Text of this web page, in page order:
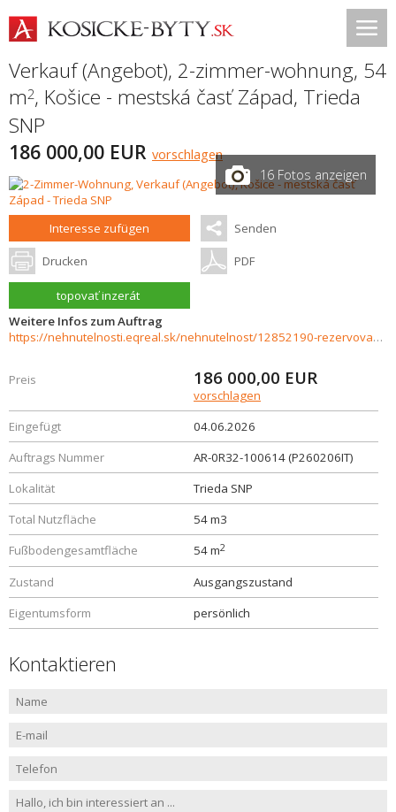
Verkauf (Angebot), 2-zimmer-wohnung, 54
m2, Košice - mestská časť Západ, Trieda
SNP
186 000,00 EUR vorschlagen
16 Fotos anzeigen
Interesse zufügen Senden
Drucken PDF
topovať inzerát
Weitere Infos zum Auftrag
https://nehnutelnosti.eqreal.sk/nehnutelnost/12852190-rezervovany-2-izbovy-byt-s-velkym-potencialom-na-triede-snp
Preis 186 000,00 EUR
vorschlagen
Eingefügt
04.06.2026
Auftrags Nummer
AR-0R32-100614 (P260206IT)
Lokalität
Trieda SNP
Total Nutzfläche
54 m3
Fußbodengesamtfläche
54 m2
Zustand
Ausgangszustand
Eigentumsform
persönlich
Kontaktieren